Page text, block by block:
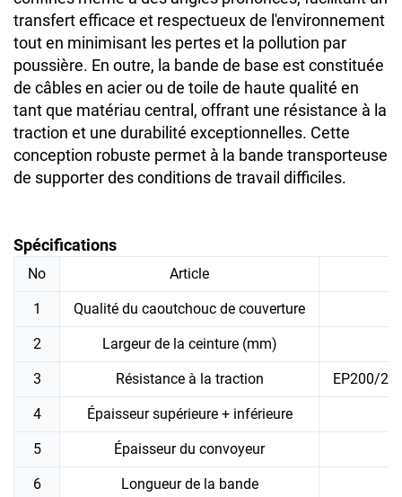
transfert efficace et respectueux de l'environnement
tout en minimisant les pertes et la pollution par
poussière. En outre, la bande de base est constituée
de câbles en acier ou de toile de haute qualité en
tant que matériau central, offrant une résistance à la
traction et une durabilité exceptionnelles. Cette
conception robuste permet à la bande transporteuse
de supporter des conditions de travail difficiles.
Spécifications
No Article
1 Qualité du caoutchouc de couverture
2 Largeur de la ceinture (mm)
3 Résistance à la traction EP200/
4 Épaisseur supérieure + inférieure
5 Épaisseur du convoyeur
6 Longueur de la bande